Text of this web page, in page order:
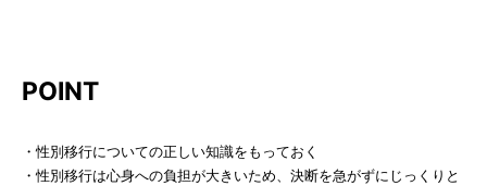
POINT
・性別移行についての正しい知識をもっておく
・性別移行は心身への負担が大きいため、決断を急がずにじっくりと